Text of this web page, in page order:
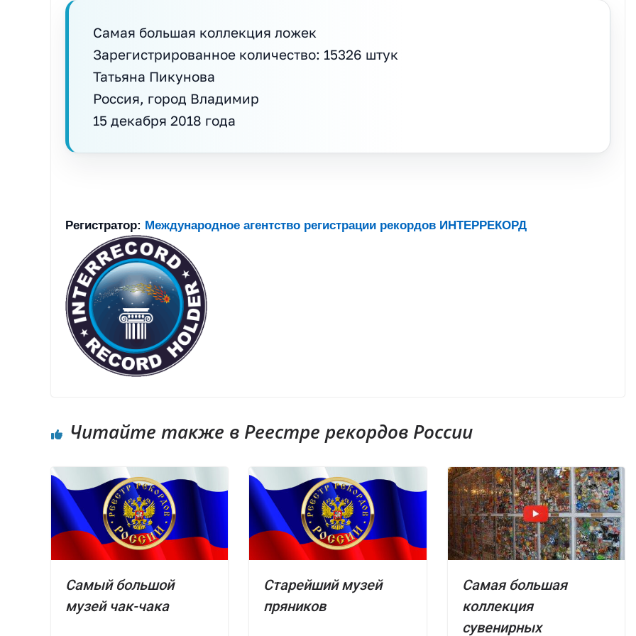
Самая большая коллекция ложек
Зарегистрированное количество: 15326 штук
Татьяна Пикунова
Россия, город Владимир
15 декабря 2018 года
Регистратор: Международное агентство регистрации рекордов ИНТЕРРЕКОРД
Читайте также в Реестре рекордов России
Самый большой
музей чак-чака
Старейший музей
пряников
Самая большая
коллекция
сувенирных